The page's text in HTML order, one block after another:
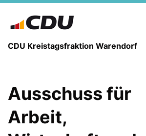
CDU Kreistagsfraktion Warendorf
REDEN UND ANTRÄGE
Ausschuss für
Arbeit,